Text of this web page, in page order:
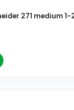
271 medium